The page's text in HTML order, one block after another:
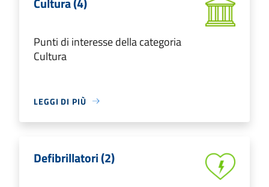
Punti di interesse della categoria
Cultura
LEGGI DI PIÙ
Defibrillatori (2)